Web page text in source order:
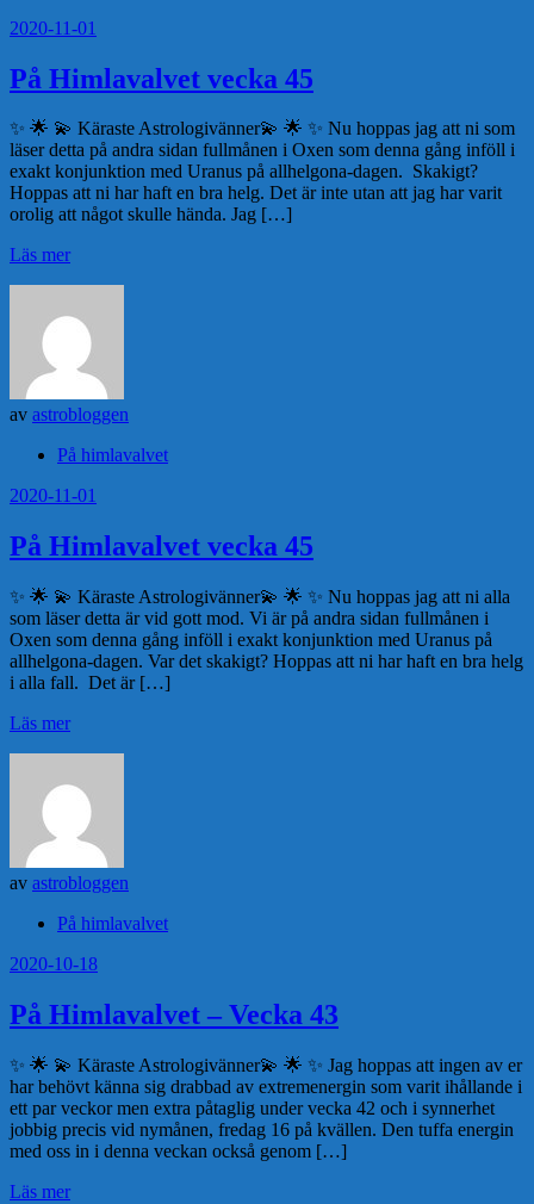
2020-11-01
På Himlavalvet vecka 45
✨ 🌟 💫 Käraste Astrologivänner💫 🌟 ✨ Nu hoppas jag att ni som
läser detta på andra sidan fullmånen i Oxen som denna gång inföll i
exakt konjunktion med Uranus på allhelgona-dagen. Skakigt?
Hoppas att ni har haft en bra helg. Det är inte utan att jag har varit
orolig att något skulle hända. Jag […]
Läs mer
av astrobloggen
På himlavalvet
2020-11-01
På Himlavalvet vecka 45
✨ 🌟 💫 Käraste Astrologivänner💫 🌟 ✨ Nu hoppas jag att ni alla
som läser detta är vid gott mod. Vi är på andra sidan fullmånen i
Oxen som denna gång inföll i exakt konjunktion med Uranus på
allhelgona-dagen. Var det skakigt? Hoppas att ni har haft en bra helg
i alla fall. Det är […]
Läs mer
av astrobloggen
På himlavalvet
2020-10-18
På Himlavalvet – Vecka 43
✨ 🌟 💫 Käraste Astrologivänner💫 🌟 ✨ Jag hoppas att ingen av er
har behövt känna sig drabbad av extremenergin som varit ihållande i
ett par veckor men extra påtaglig under vecka 42 och i synnerhet
jobbig precis vid nymånen, fredag 16 på kvällen. Den tuffa energin
med oss in i denna veckan också genom […]
Läs mer